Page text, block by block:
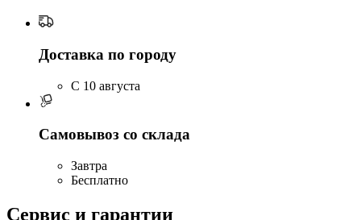
Доставка по городу
C 10 августа
Самовывоз со склада
Завтра
Бесплатно
Сервис и гарантии